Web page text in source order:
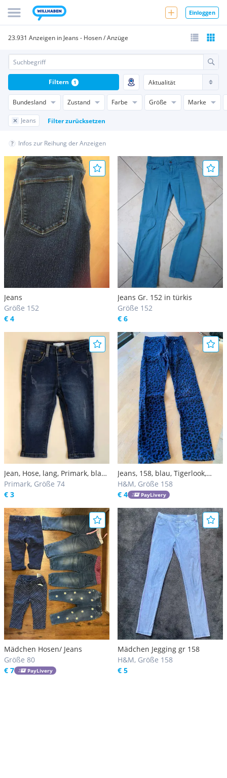
Einloggen
23.931 Anzeigen in Jeans - Hosen / Anzüge
Bundesland Zustand Farbe Größe Marke
Jeans Filter zurücksetzen
Filtern 1
Infos zur Reihung der Anzeigen
Jeans
Größe 152
€ 4
Jeans Gr. 152 in türkis
Größe 152
€ 6
Jean, Hose, lang, Primark, blau,
Gr. 74/6 - 9 Monate
Primark, Größe 74
€ 3
Jeans, 158, blau, Tigerlook,
H&M
H&M, Größe 158
€ 4
PayLivery
Mädchen Hosen/ Jeans
Größe 80
€ 7
PayLivery
Mädchen Jegging gr 158
H&M, Größe 158
€ 5